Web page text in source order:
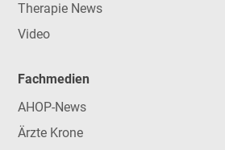
Therapie News
Video
Fachmedien
AHOP-News
Ärzte Krone